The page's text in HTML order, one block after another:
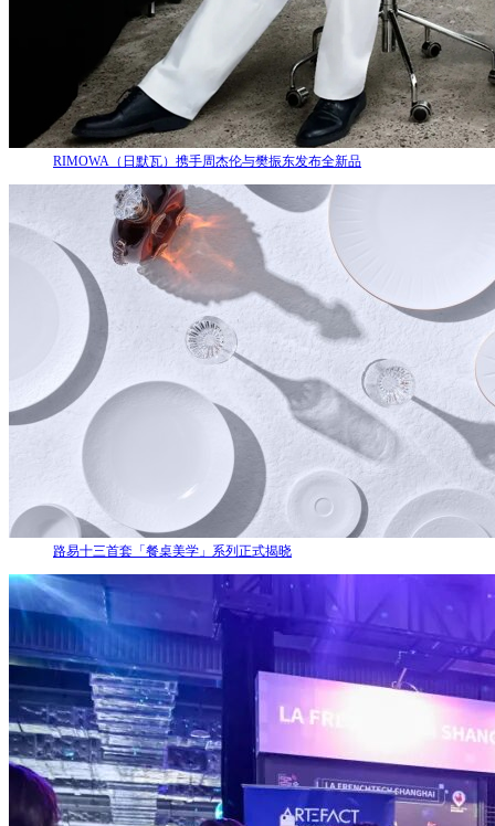
RIMOWA（日默瓦）携手周杰伦与樊振东发布全新品
路易十三首套「餐桌美学」系列正式揭晓